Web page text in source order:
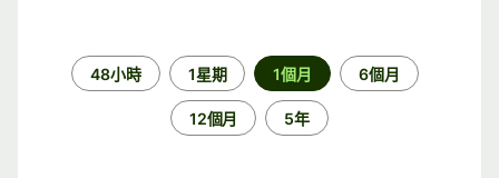
48小時 1星期 1個月 6個月
12個月 5年